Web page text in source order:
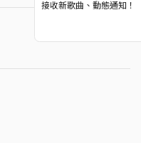
接收新歌曲、動態通知！